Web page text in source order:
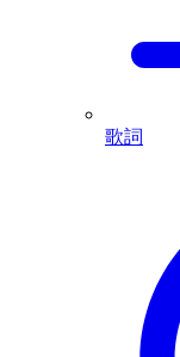
歌詞